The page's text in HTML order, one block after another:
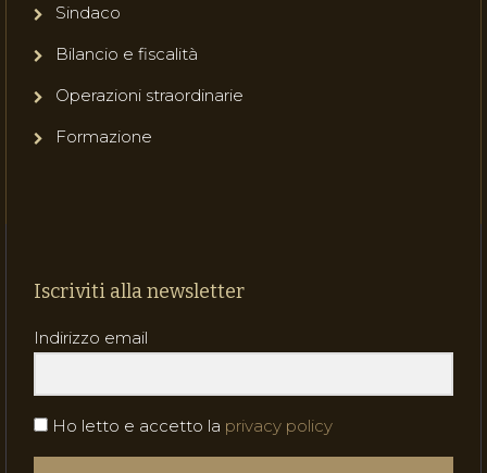
Sindaco
Bilancio e fiscalità
Operazioni straordinarie
Formazione
Iscriviti alla newsletter
Indirizzo email
Ho letto e accetto la privacy policy